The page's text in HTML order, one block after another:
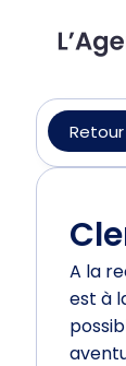
Retour
A la
est à